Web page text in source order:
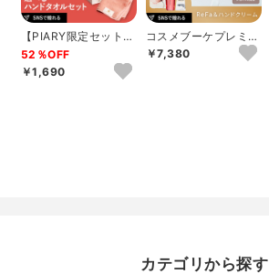
【PIARY限定セット】
選べるTHE QUEEN’S
T...
52％OFF
￥1,690
コスメブーケプレミア
ム(完成品)【3点】ピ
ンク
￥7,380
カテゴリから探す